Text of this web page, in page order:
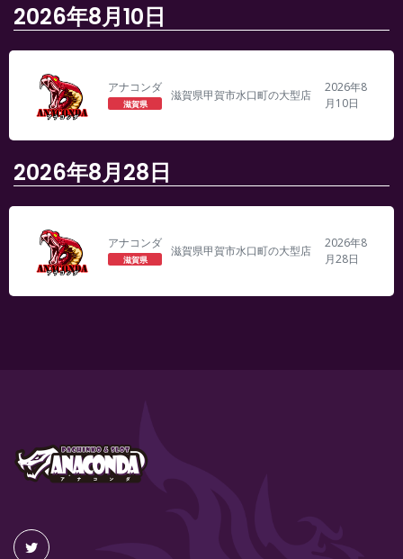
2026年8月10日
アナコンダ
滋賀県
滋賀県甲賀市水口町の大型店
2026年8
月10日
2026年8月28日
アナコンダ
滋賀県
滋賀県甲賀市水口町の大型店
2026年8
月28日